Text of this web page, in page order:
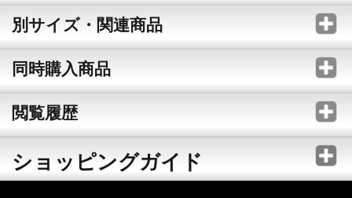
別サイズ・関連商品
同時購入商品
閲覧履歴
ショッピングガイド